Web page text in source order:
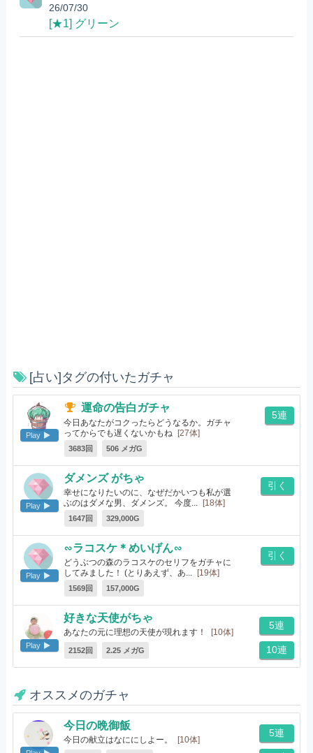
26/07/30
[★1] グリーン
[占い]タグの付いたガチャ
Play
運命の告白ガチャ
今日あなたがコクったらどうなるか。ガチャ
ってからでも遅くないかもね [27体]
3683回 506 メガG
5連
Play
ダメンズ がちゃ
幸せになりたいのに、なぜだかいつも私が選
ぶのはダメな男、ダメンズ。 今度...
[18体]
1647回 329,000G
引く
Play
∽ラコスケ＊めいげん∽
どうぶつの森のラコスケのセリフをガチャに
してみました！ (とりあえず、あ...
[19体]
1569回 157,000G
引く
Play
好きな天使がちゃ
あなたの元に理想の天使が現れます！ [10体]
2152回 2.25 メガG
5連
10連
オススメのガチャ
今日の晩御飯
今日の献立はなににしよー。 [10体]
5連